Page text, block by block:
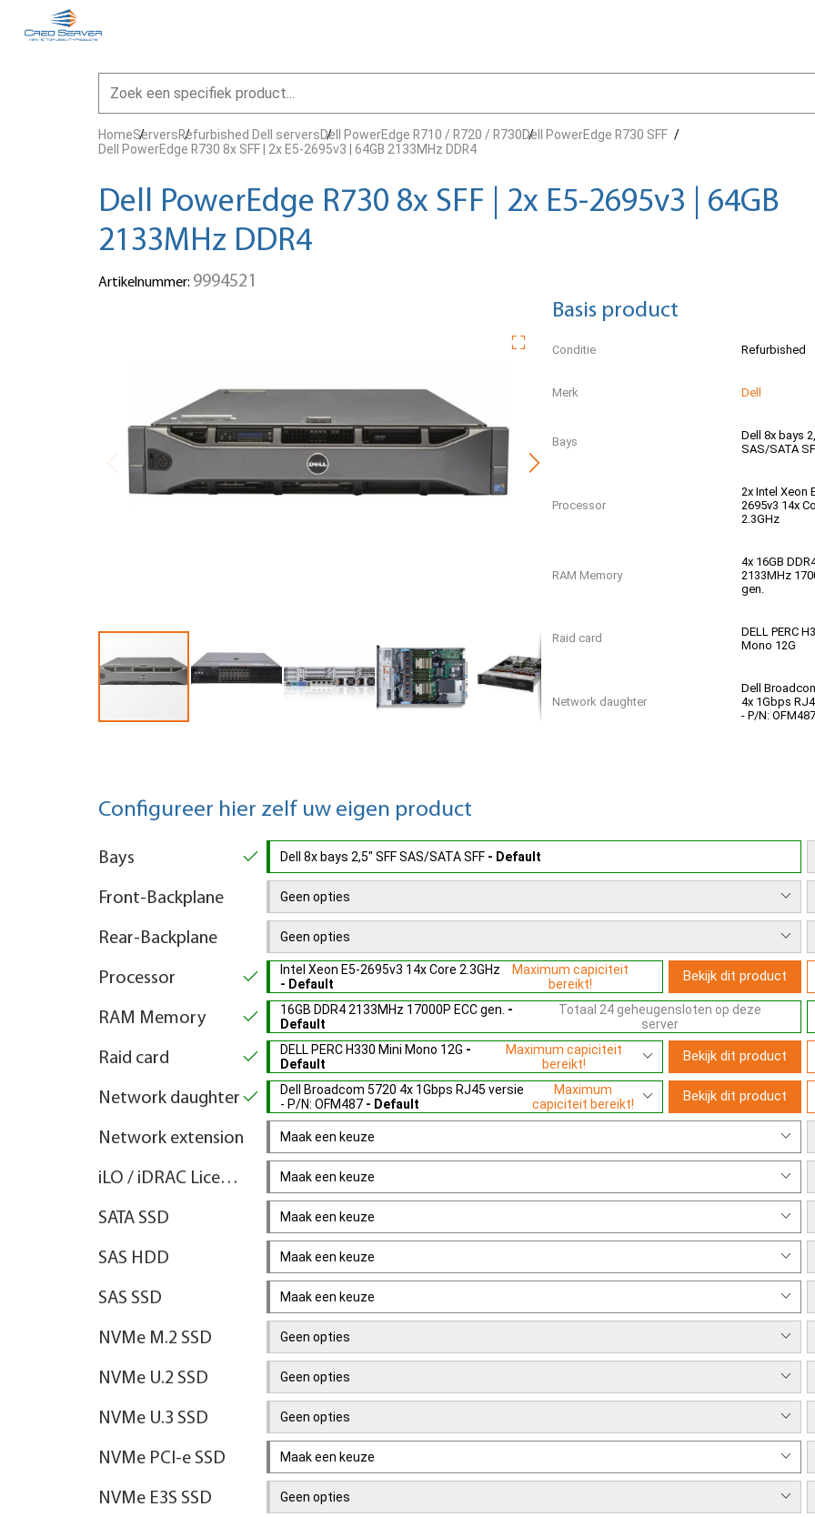
HomeServersRefurbished Dell serversDell PowerEdge R710 / R720 / R730Dell PowerEdge R730 SFF
Dell PowerEdge R730 8x SFF | 2x E5-2695v3 | 64GB 2133MHz DDR4
Dell PowerEdge R730 8x SFF | 2x E5-2695v3 | 64GB
2133MHz DDR4
Artikelnummer: 9994521
Basis product
Conditie Refurbished
Merk Dell
Bays
Dell 8x bays
SAS/SATA
Processor
2x Intel Xeon
2695v3 14x
2.3GHz
RAM Memory
4x 16GB
2133MHz
gen.
Raid card
DELL PERC
Mono 12G
Network daughter
Dell
4x 1Gbps
- P/N: OFM487
Type Server 2U server
Configureer hier zelf uw eigen product
Bays Dell 8x bays 2,5" SFF SAS/SATA SFF - Default
Front-Backplane Geen opties
Rear-Backplane Geen opties
Processor
Intel Xeon E5-2695v3 14x Core 2.3GHz
- Default
Maximum capiciteit
bereikt!
Bekijk dit product
RAM Memory 16GB DDR4 2133MHz 17000P ECC gen. -
Default
Totaal 24 geheugensloten op deze
server
Raid card DELL PERC H330 Mini Mono 12G -
Default
Maximum capiciteit
bereikt!
Bekijk dit product
Network daughter
Dell Broadcom 5720 4x 1Gbps RJ45 versie
- P/N: OFM487 - Default
Maximum
capiciteit bereikt!
Bekijk dit product
Network extension Maak een keuze
iLO / iDRAC License Key Maak een keuze
SATA SSD Maak een keuze
SAS HDD Maak een keuze
SAS SSD Maak een keuze
NVMe M.2 SSD Geen opties
NVMe U.2 SSD Geen opties
NVMe U.3 SSD Geen opties
NVMe PCI-e SSD Maak een keuze
NVMe E3S SSD Geen opties